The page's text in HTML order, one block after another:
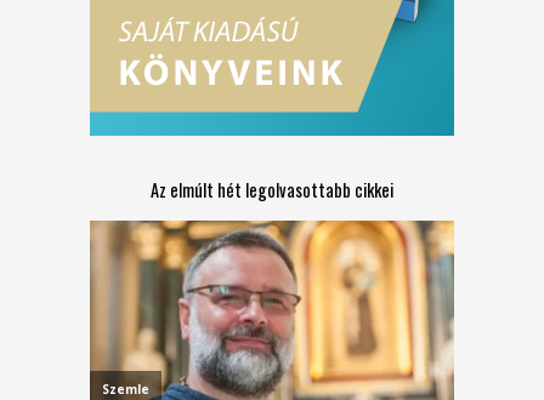
Az elmúlt hét legolvasottabb cikkei